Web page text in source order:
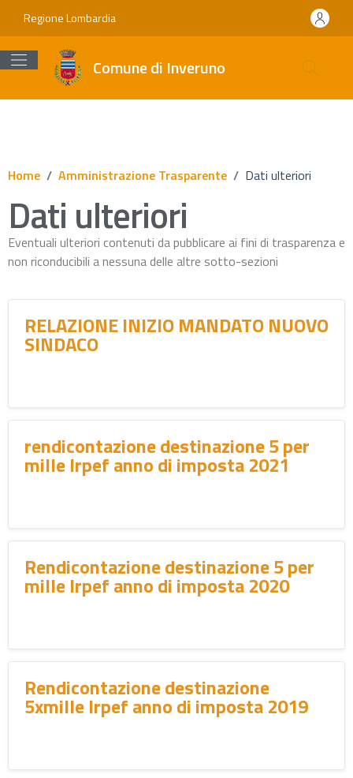
Vai ai contenuti
Vai al footer
Regione Lombardia
Comune di Inveruno
Home / Amministrazione Trasparente / Dati ulteriori
Dati ulteriori
Eventuali ulteriori contenuti da pubblicare ai fini di trasparenza e
non riconducibili a nessuna delle altre sotto-sezioni
RELAZIONE INIZIO MANDATO NUOVO
SINDACO
rendicontazione destinazione 5 per
mille Irpef anno di imposta 2021
Rendicontazione destinazione 5 per
mille Irpef anno di imposta 2020
Rendicontazione destinazione
5xmille Irpef anno di imposta 2019